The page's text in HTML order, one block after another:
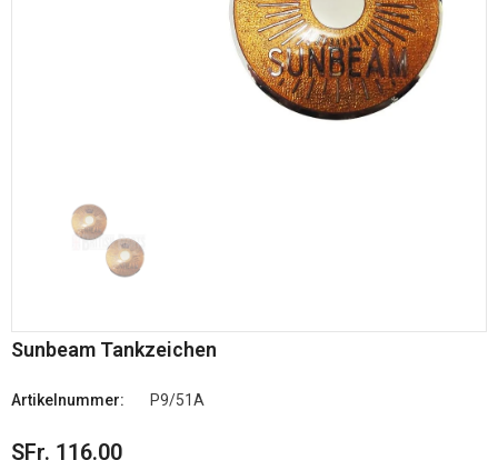
Sunbeam Tankzeichen
Artikelnummer: P9/51A
SFr. 116.00